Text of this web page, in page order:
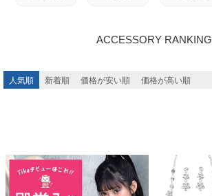
ACCESSORY RANKING
人気順 新着順 価格が安い順 価格が高い順